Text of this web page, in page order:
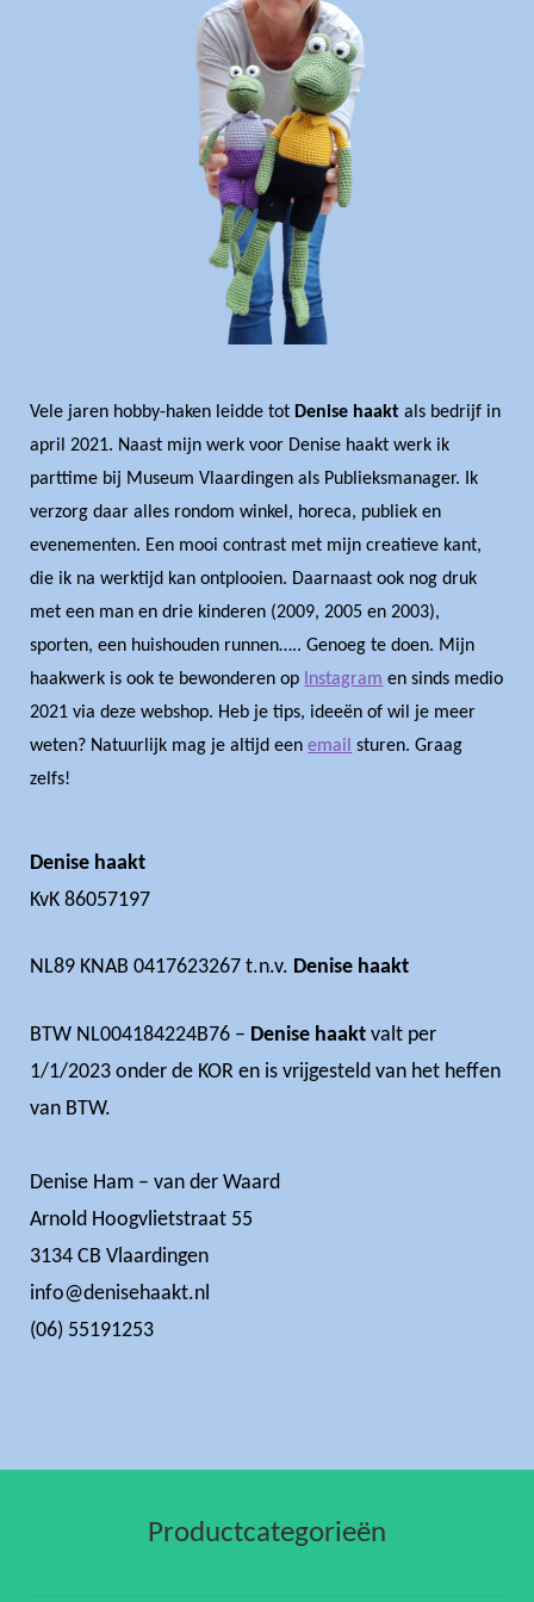
Veelgestelde vragen
Algemene voorwaarden
Vele jaren hobby-haken leidde tot Denise haakt als bedrijf in
april 2021. Naast mijn werk voor Denise haakt werk ik
parttime bij Museum Vlaardingen als Publieksmanager. Ik
verzorg daar alles rondom winkel, horeca, publiek en
evenementen. Een mooi contrast met mijn creatieve kant,
die ik na werktijd kan ontplooien. Daarnaast ook nog druk
met een man en drie kinderen (2009, 2005 en 2003),
sporten, een huishouden runnen….. Genoeg te doen. Mijn
haakwerk is ook te bewonderen op Instagram en sinds medio
2021 via deze webshop. Heb je tips, ideeën of wil je meer
weten? Natuurlijk mag je altijd eenemail sturen. Graag
zelfs!
Denise haakt
KvK 86057197
NL89 KNAB 0417623267 t.n.v. Denise haakt
BTW NL004184224B76 – Denise haakt valt per
1/1/2023 onder de KOR en is vrijgesteld van het heffen
van BTW.
Denise Ham – van der Waard
Arnold Hoogvlietstraat 55
3134 CB Vlaardingen
info@denisehaakt.nl
(06) 55191253
Productcategorieën